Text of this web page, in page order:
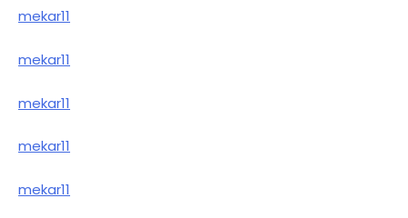
mekar11
mekar11
mekar11
mekar11
mekar11